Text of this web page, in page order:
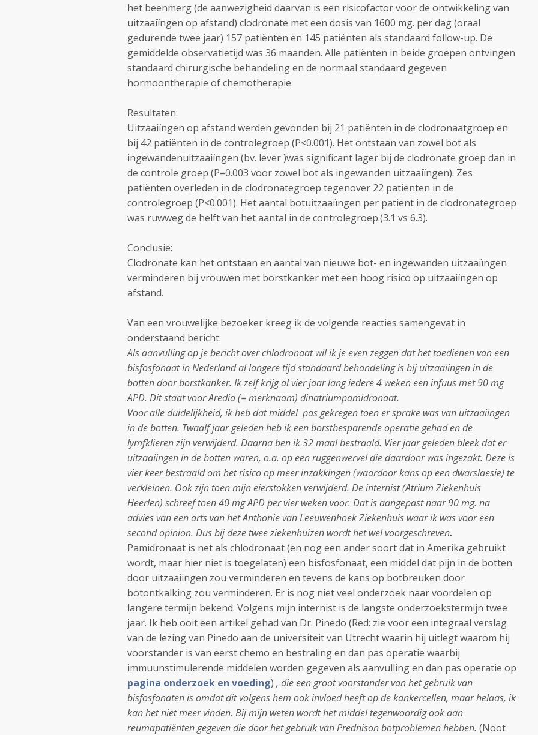
het beenmerg (de aanwezigheid daarvan is een risicofactor voor de ontwikkeling van
uitzaaiïngen op afstand) clodronate met een dosis van 1600 mg. per dag (oraal
gedurende twee jaar) 157 patiënten en 145 patiënten als standaard follow-up. De
gemiddelde observatietijd was 36 maanden. Alle patiënten in beide groepen ontvingen
standaard chirurgische behandeling en de normaal standaard gegeven
hormoontherapie of chemotherapie.
Resultaten:
Uitzaaiïngen op afstand werden gevonden bij 21 patiënten in de clodronaatgroep en
bij 42 patiënten in de controlegroep (P<0.001). Het ontstaan van zowel bot als
ingewandenuitzaaiïngen (bv. lever )was significant lager bij de clodronate groep dan in
de controle groep (P=0.003 voor zowel bot als ingewanden uitzaaiïngen). Zes
patiënten overleden in de clodronategroep tegenover 22 patiënten in de
controlegroep (P<0.001). Het aantal botuitzaaiïngen per patiënt in de clodronategroep
was ruwweg de helft van het aantal in de controlegroep.(3.1 vs 6.3).
Conclusie:
Clodronate kan het ontstaan en aantal van nieuwe bot- en ingewanden uitzaaiïngen
verminderen bij vrouwen met borstkanker met een hoog risico op uitzaaiïngen op
afstand.
Van een vrouwelijke bezoeker kreeg ik de volgende reacties samengevat in
onderstaand bericht:
Als aanvulling op je bericht over chlodronaat wil ik je even zeggen dat het toedienen van een
bisfosfonaat in Nederland al langere tijd standaard behandeling is bij uitzaaiingen in de
botten door borstkanker. Ik zelf krijg al vier jaar lang iedere 4 weken een infuus met 90 mg
APD. Dit staat voor Aredia (= merknaam) dinatriumpamidronaat.
Voor alle duidelijkheid, ik heb dat middel pas gekregen toen er sprake was van uitzaaiingen
in de botten. Twaalf jaar geleden heb ik een borstbesparende operatie gehad en de
lymfklieren zijn verwijderd. Daarna ben ik 32 maal bestraald. Vier jaar geleden bleek dat er
uitzaaiingen in de botten waren, o.a. op een ruggenwervel die daardoor was ingezakt. Deze is
vier keer bestraald om het risico op meer inzakkingen (waardoor kans op een dwarslaesie) te
verkleinen. Ook zijn toen mijn eierstokken verwijderd. De internist (Atrium Ziekenhuis
Heerlen) schreef toen 40 mg APD per vier weken voor. Dat is aangepast naar 90 mg. na
advies van een arts van het Anthonie van Leeuwenhoek Ziekenhuis waar ik was voor een
second opinion. Dus bij deze twee ziekenhuizen wordt het wel voorgeschreven.
Pamidronaat is net als chlodronaat (en nog een ander soort dat in Amerika gebruikt
wordt, maar hier niet is toegelaten) een bisfosfonaat, een middel dat pijn in de botten
door uitzaaiingen zou verminderen en tevens de kans op botbreuken door
botontkalking zou verminderen. Er is nog niet veel onderzoek naar voordelen op
langere termijn bekend. Volgens mijn internist is de langste onderzoekstermijn twee
jaar. Ik heb ooit een artikel gehad van Dr. Pinedo (Red: zie voor een integraal verslag
van de lezing van Pinedo aan de universiteit van Utrecht waarin hij uitlegt waarom hij
voorstander is van eerst chemo en bestraling en dan pas operatie waarbij
immuunstimulerende middelen worden gegeven als aanvulling en dan pas operatie op
pagina onderzoek en voeding) , die een groot voorstander van het gebruik van
bisfosfonaten is omdat dit volgens hem ook invloed heeft op de kankercellen, maar helaas, ik
kan het niet meer vinden. Bij mijn weten wordt het middel tegenwoordig ook aan
reumapatiënten gegeven die door het gebruik van Prednison botproblemen hebben. (Noot